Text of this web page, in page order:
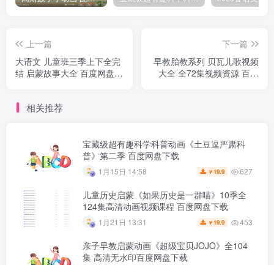
上一篇
大语文 儿童班三季上下全完
结 启蒙故事大全 百度网盘下
下一篇
早教胎教系列 贝瓦儿歌视频
大全 全72集视频资源 百度
相关推荐
宝藏级超有趣科学科普动画《土豆逗严肃科
普》第二季 百度网盘下载
1月15日 14:58 ￥ 19.9 627
儿童历史启蒙《如果历史是一群喵》10季全
124集高清动画视频课程 百度网盘下载
1月21日 13:31 ￥ 19.9 453
亲子早教启蒙动画《超级宝贝JOJO》全104
集 高清无水印百度网盘下载